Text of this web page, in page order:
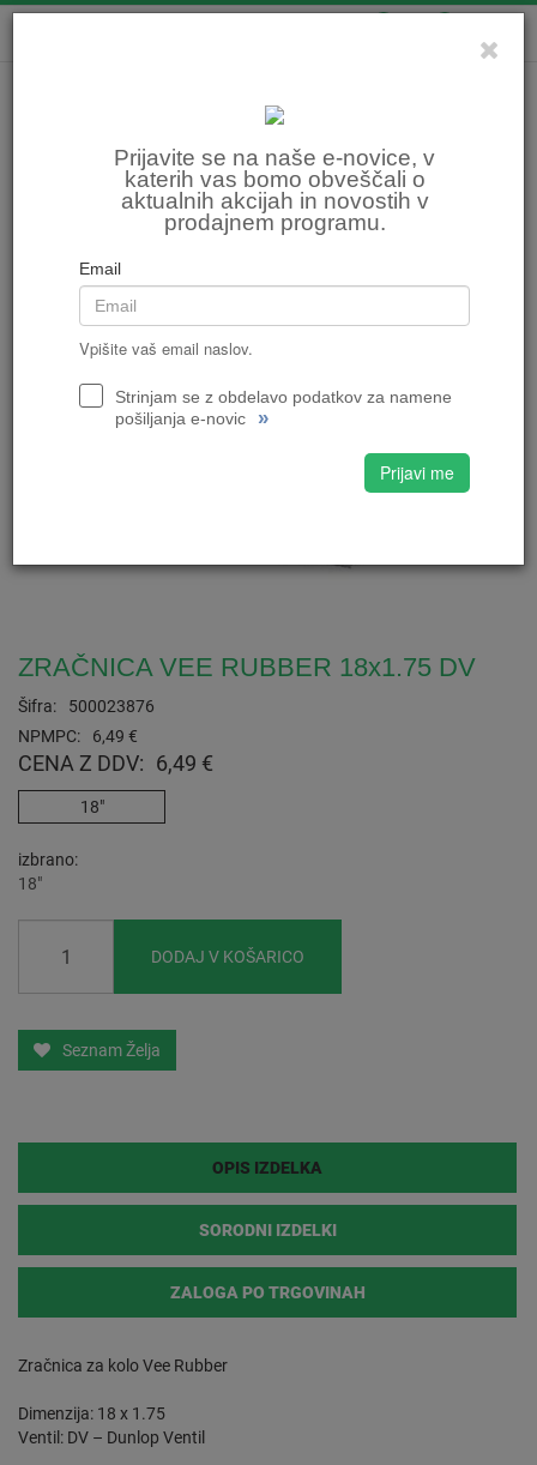
Prijavite se na naše e-novice, v
katerih vas bomo obveščali o
aktualnih akcijah in novostih v
prodajnem programu.
Email
Vpišite vaš email naslov.
Strinjam se z obdelavo podatkov za namene
pošiljanja e-novic
»
Prijavi me
ZRAČNICA VEE RUBBER 18x1.75 DV
Šifra:
500023876
NPMPC:
6,49 €
CENA Z DDV: 6,49 €
18"
izbrano
18"
DODAJ V KOŠARICO
Seznam Želja
OPIS IZDELKA
SORODNI IZDELKI
ZALOGA PO TRGOVINAH
Zračnica za kolo Vee Rubber
Dimenzija: 18 x 1.75
Ventil: DV – Dunlop Ventil